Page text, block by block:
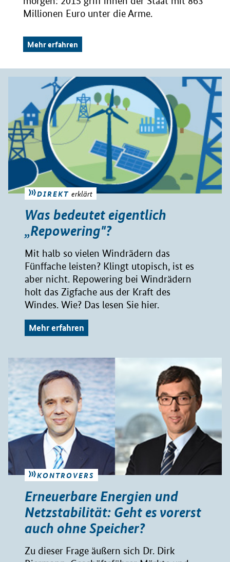
Millionen Euro unter die Arme.
Mehr erfahren
DIREKT erklärt
Was bedeutet eigentlich
„Repowering"?
Mit halb so vielen Windrädern das
Fünffache leisten? Klingt utopisch, ist es
aber nicht. Repowering bei Windrädern
holt das Zigfache aus der Kraft des
Windes. Wie? Das lesen Sie hier.
Mehr erfahren
KONTROVERS
Erneuerbare Energien und
Netzstabilität: Geht es vorerst
auch ohne Speicher?
Zu dieser Frage äußern sich Dr. Dirk